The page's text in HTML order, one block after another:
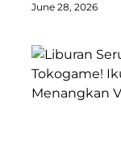
June 28, 2026